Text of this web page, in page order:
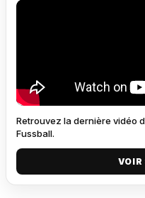
Retrouvez la dernière vidéo
Fussball.
VOIR